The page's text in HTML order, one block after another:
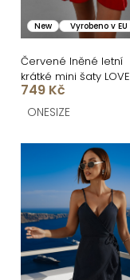
k
t
ů
o
d
u
k
ů
New Vyrobeno v EU
Červené lněné letní
krátké mini šaty
749 Kč
ONESIZE